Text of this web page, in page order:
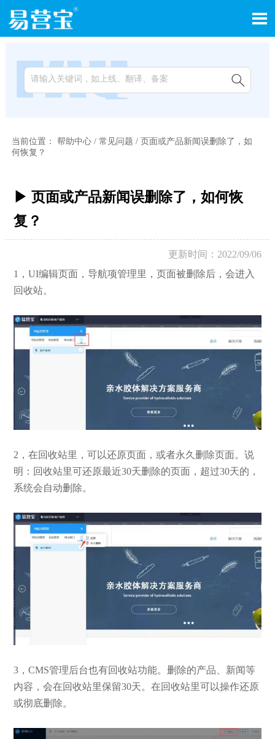


当前位置： 帮助中心/ 常见问题 / 页面或产品新闻误删除了，如
何恢复？
▶ 页面或产品新闻误删除了，如何恢
复？
更新时间：2022/09/06
1，UI编辑页面，导航项管理里，页面被删除后，会进入
回收站。
2，在回收站里，可以还原页面，或者永久删除页面。说
明：回收站里可还原最近30天删除的页面，超过30天的，
系统会自动删除。
3，CMS管理后台也有回收站功能。删除的产品、新闻等
内容，会在回收站里保留30天。在回收站里可以操作还原
或彻底删除。